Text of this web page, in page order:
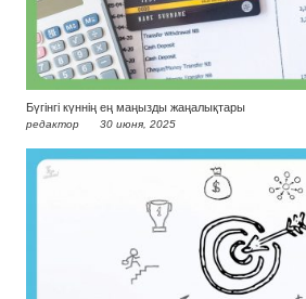
Бүгінгі күннің ең маңызды жаңалықтары
редактор 30 июня, 2025